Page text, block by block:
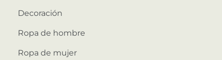
Decoración
Ropa de hombre
Ropa de mujer